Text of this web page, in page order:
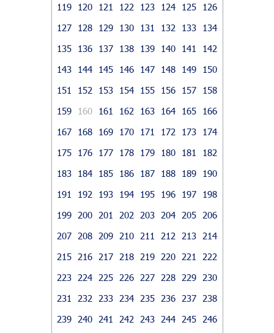
119
120 121 122 123 124 125
126
127
128 129 130 131 132 133
134
135
136 137 138 139 140 141
142
143
144 145 146 147 148 149
150
151
152 153 154 155 156 157
158
159
160 161 162 163 164 165
166
167
168 169 170 171 172 173
174
175
176 177 178 179 180 181
182
183
184 185 186 187 188 189
190
191
192 193 194 195 196 197
198
199
200 201 202 203 204 205
206
207
208 209 210 211 212 213
214
215
216 217 218 219 220 221
222
223
224 225 226 227 228 229
230
231
232 233 234 235 236 237
238
239
240 241 242 243 244 245
246